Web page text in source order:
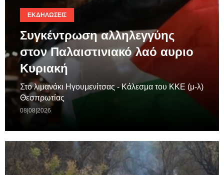
ΕΚΔΗΛΏΣΕΙΣ
Συγκέντρωση αλληλεγγύης
στον Παλαιστινιακό λαό αυριο
Κυριακή
Στο λιμανάκι Ηγουμενίτσας - Κάλεσμα του ΚΚΕ (μ-λ)
Θεσπρωτίας
08|08|2026